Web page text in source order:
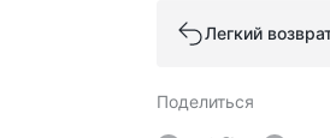
Легкий
Поделиться